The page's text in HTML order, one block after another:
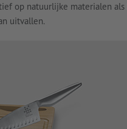
op natuurlijke materialen
uitvallen.